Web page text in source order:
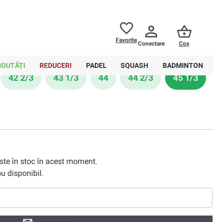
FavoriteConectare Coș
REDUCERI PADEL SQUASH BADMINTON
42 2/3 43 1/3 44 44 2/3 45 1/3
în stoc în acest moment.
disponibil.